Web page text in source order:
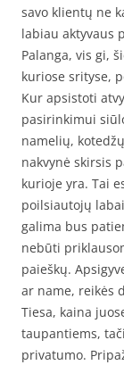
savo klientų ne
labiau aktyvaus
Palanga, vis gi,
kuriose srityse,
Kur apsistoti
pasirinkimui
namelių,
nakvynė skirsis
kurioje yra. Tai
poilsiautojų
galima bus
nebūti
paieškų.
ar name, reikės
Tiesa, kaina
taupantiems,
privatumo.